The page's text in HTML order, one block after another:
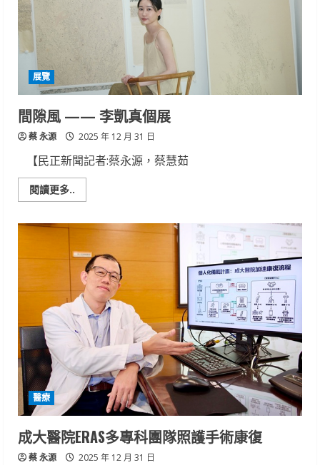
場
籲
請
友
物
防
害
施
展覽
間隙風 —— 李凱真個展
蔡 永源 2025 年 12 月 31 日
【民正新聞記者:蔡永源，蔡慧茹
閱讀更多..
more
——
李
凱
真
個
展
醫療
成大醫院ERAS多專科團隊照護手術康復
蔡 永源 2025 年 12 月 31 日